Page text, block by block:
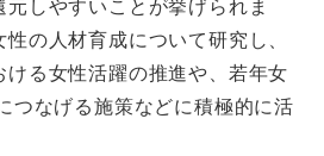
しやすいことが挙げられま
の人材育成について研究し、
る女性活躍の推進や、若年女
つなげる施策などに積極的に活